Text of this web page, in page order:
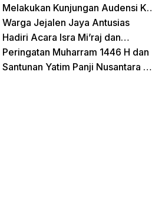
dan Keagamaan
Melakukan Kunjungan Audensi Ke
Untirta Serang Banten
Warga Jejalen Jaya Antusias
Hadiri Acara Isra Mi’raj dan
Penutupan Pengajian Sebelum
Ramadhan
Peringatan Muharram 1446 H dan
Santunan Yatim Panji Nusantara di